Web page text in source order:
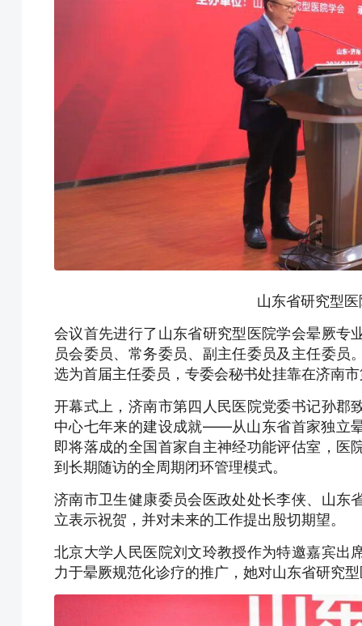
山东省研究型
会议首先进行了山东省研究型医院学会晕厥专
员会委员、常务委员、副主任委员及主任委
选为首届主任委员，专委会秘书处挂靠在济南
开幕式上，济南市第四人民医院党委书记孙郡
中心七年来的建设成就——从山东省首家独立
即将落成的全国首家自主神经功能评估室，医
到长期随访的全周期闭环管理模式。
济南市卫生健康委员会医政处处长李侠、山东
立表示祝贺，并对未来的工作提出殷切期望。
北京大学人民医院刘文玲教授作为特邀嘉宾出
力于晕厥规范化诊疗的推广，她对山东省研究